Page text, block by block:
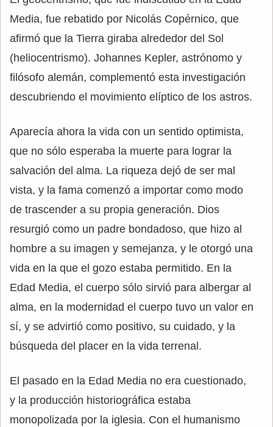
Media, fue rebatido por Nicolás Copérnico, que
afirmó que la Tierra giraba alrededor del Sol
(heliocentrismo). Johannes Kepler, astrónomo y
filósofo alemán, complementó esta investigación
descubriendo el movimiento elíptico de los astros.
Aparecía ahora la vida con un sentido optimista,
que no sólo esperaba la muerte para lograr la
salvación del alma. La riqueza dejó de ser mal
vista, y la fama comenzó a importar como modo
de trascender a su propia generación. Dios
resurgió como un padre bondadoso, que hizo al
hombre a su imagen y semejanza, y le otorgó una
vida en la que el gozo estaba permitido. En la
Edad Media, el cuerpo sólo sirvió para albergar al
alma, en la modernidad el cuerpo tuvo un valor en
sí, y se advirtió como positivo, su cuidado, y la
búsqueda del placer en la vida terrenal.
El pasado en la Edad Media no era cuestionado,
y la producción historiográfica estaba
monopolizada por la iglesia. Con el humanismo